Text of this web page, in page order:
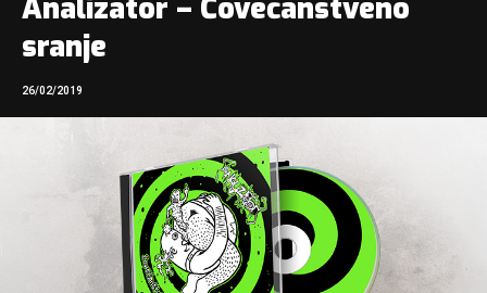
Analizator – Čovečanstveno
sranje
26/02/2019